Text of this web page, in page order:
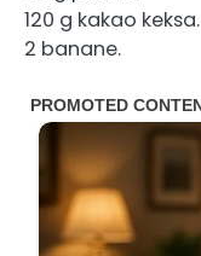
120 g kakao keksa.
2 banane.